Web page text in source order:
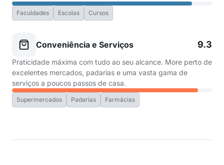
Faculdades Escolas Cursos
Conveniência e Serviços 9.3
Praticidade máxima com tudo ao seu alcance. More perto de
excelentes mercados, padarias e uma vasta gama de
serviços a poucos passos de casa.
Supermercados Padarias Farmácias